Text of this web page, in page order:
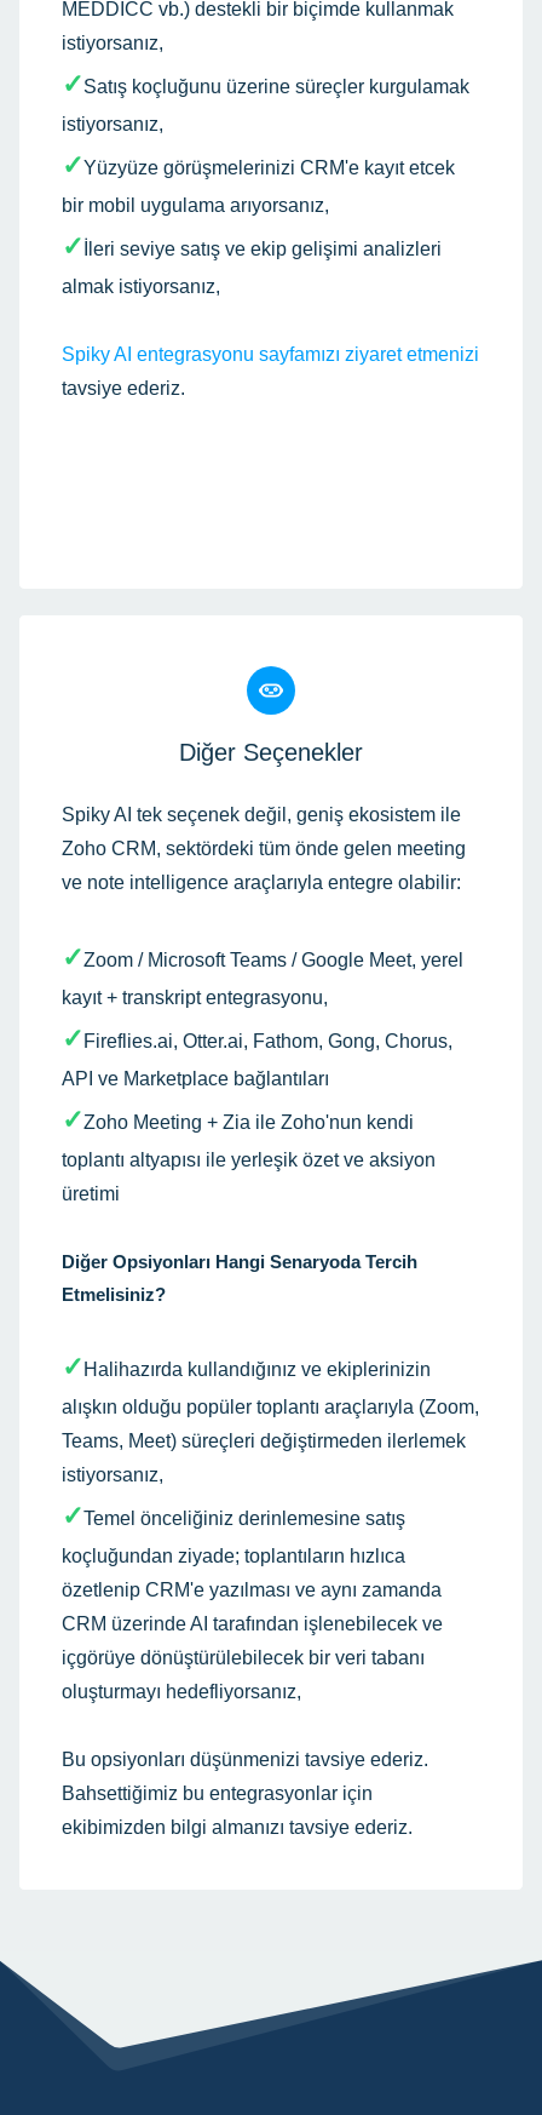
MEDDICC vb.) destekli bir biçimde kullanmak
istiyorsanız,
✓Satış koçluğunu üzerine süreçler kurgulamak
istiyorsanız,
✓Yüzyüze görüşmelerinizi CRM'e kayıt etcek
bir mobil uygulama arıyorsanız,
✓ İleri seviye satış ve ekip gelişimi analizleri
almak istiyorsanız,
Spiky AI entegrasyonu sayfamızı ziyaret etmenizi
tavsiye ederiz.
Diğer Seçenekler
Spiky AI tek seçenek değil, geniş ekosistem ile
Zoho CRM, sektördeki tüm önde gelen meeting
ve note intelligence araçlarıyla entegre olabilir:
✓Zoom / Microsoft Teams / Google Meet, yerel
kayıt + transkript entegrasyonu,
✓ Fireflies.ai, Otter.ai, Fathom, Gong, Chorus,
API ve Marketplace bağlantıları
✓Zoho Meeting + Zia ile Zoho'nun kendi
toplantı altyapısı ile yerleşik özet ve aksiyon
üretimi
Diğer Opsiyonları Hangi Senaryoda Tercih
Etmelisiniz?
✓ Halihazırda kullandığınız ve ekiplerinizin
alışkın olduğu popüler toplantı araçlarıyla (Zoom,
Teams, Meet) süreçleri değiştirmeden ilerlemek
istiyorsanız,
✓Temel önceliğiniz derinlemesine satış
koçluğundan ziyade; toplantıların hızlıca
özetlenip CRM'e yazılması ve aynı zamanda
CRM üzerinde AI tarafından işlenebilecek ve
içgörüye dönüştürülebilecek bir veri tabanı
oluşturmayı hedefliyorsanız,
Bu opsiyonları düşünmenizi tavsiye ederiz.
Bahsettiğimiz bu entegrasyonlar için
ekibimizden bilgi almanızı tavsiye ederiz.